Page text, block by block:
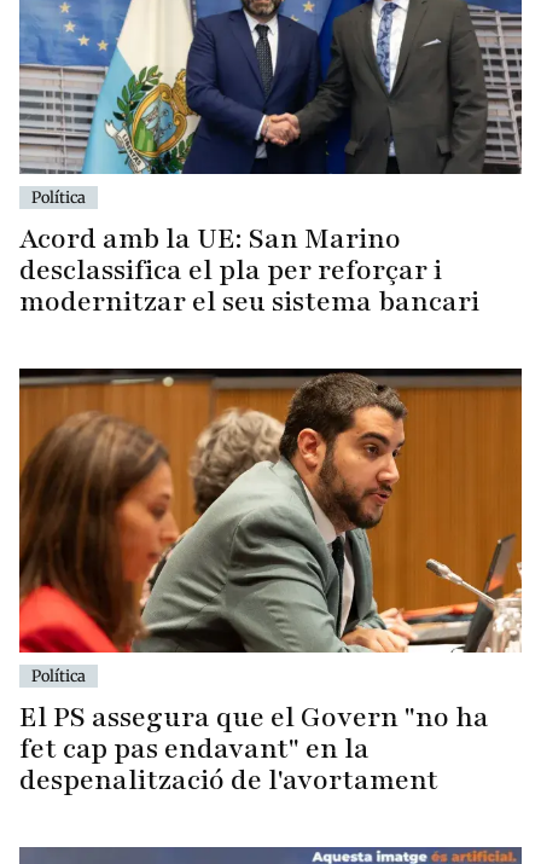
Política
Acord amb la UE: San Marino
desclassifica el pla per reforçar i
modernitzar el seu sistema bancari
Política
El PS assegura que el Govern "no ha
fet cap pas endavant" en la
despenalització de l'avortament